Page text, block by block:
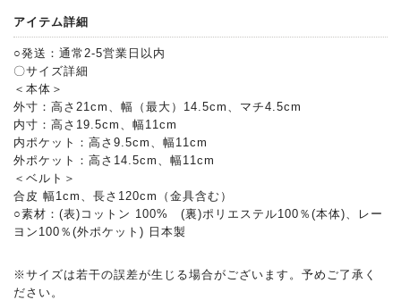
アイテム詳細
○発送：通常2-5営業日以内
〇サイズ詳細
＜本体＞
外寸：高さ21cm、幅（最大）14.5cm、マチ4.5cm
内寸：高さ19.5cm、幅11cm
内ポケット：高さ9.5cm、幅11cm
外ポケット：高さ14.5cm、幅11cm
＜ベルト＞
合皮 幅1cm、長さ120cm（金具含む）
○素材：(表)コットン 100% (裏)ポリエステル100％(本体)、レー
ヨン100％(外ポケット) 日本製
※サイズは若干の誤差が生じる場合がございます。予めご了承く
ださい。